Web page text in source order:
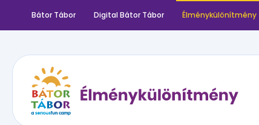
Bátor Tábor Digital Bátor Tábor Élménykülönítmény